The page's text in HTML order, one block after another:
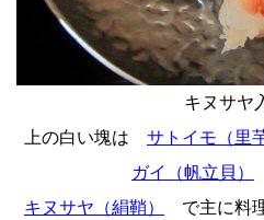
キヌサヤ
上の白い塊は サトイモ（里
ガイ（帆立貝）
キヌサヤ（絹鞘）
で主に料